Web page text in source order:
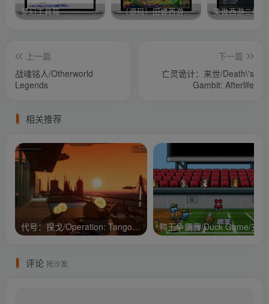
梦幻工具箱————-免费 –（源码）田螺西游9.0 假人摆摊18门派飞升渡劫化圣助战最新BB谛听…. 笑傲西游二版-
上一篇
战魂铭人/Otherworld
Legends
下一篇
亡灵诡计：来世/Death\'s
Gambit: Afterlife
相关推荐
代号：探戈/Operation: Tango/支持网络联机
评论 抢沙发